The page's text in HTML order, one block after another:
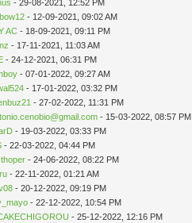
- 29-08-2021, 12:52 PM
- 12-09-2021, 09:02 AM
AC - 18-09-2021, 09:11 PM
- 17-11-2021, 11:03 AM
- 24-12-2021, 06:31 PM
- 07-01-2022, 09:27 AM
- 17-01-2022, 03:32 PM
- 27-02-2022, 11:31 PM
- 15-03-2022, 08:57 PM
- 19-03-2022, 03:33 PM
- 22-03-2022, 04:44 PM
- 24-06-2022, 08:22 PM
- 22-11-2022, 01:21 AM
- 20-12-2022, 09:19 PM
- 22-12-2022, 10:54 PM
- 25-12-2022, 12:16 PM